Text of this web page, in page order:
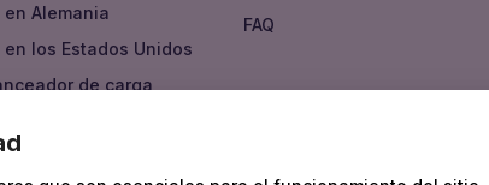
en Alemania
en los Estados Unidos
de carga
FAQ